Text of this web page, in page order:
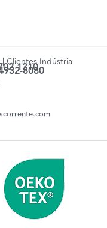
| Clientes Indústria
1310
8080